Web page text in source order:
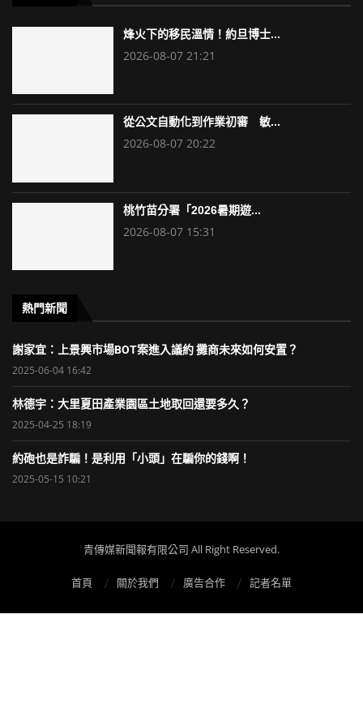
烽火下的移民溫情！約旦博士...
2026-08-07 21:21
從公文自動化到作業初審 敏...
2026-08-07 20:22
桃竹苗分署「2026暑期遊...
2026-08-07 15:31
熱門新聞
謝家宜：上景興市場BOT案進入議約 攤商未來如何安置？
2025-06-04 16:42
林德宇：大里夏田產業園區土地取回還要多久？
2025-04-25 18:19
約砲也是詐騙！是利用「小頭」在騙你的錢啊！
2025-05-15 10:21
青傳媒新聞報有限公司 All Right Reserved.
首頁 關於我們 廣告合作 記者名單